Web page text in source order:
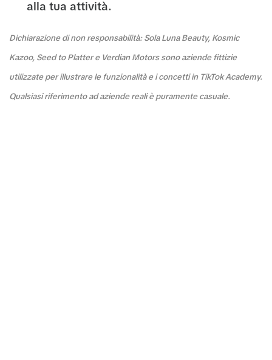
alla tua attività.
Dichiarazione di non responsabilità: Sola Luna Beauty, Kosmic
Kazoo, Seed to Platter e Verdian Motors sono aziende fittizie
utilizzate per illustrare le funzionalità e i concetti in TikTok Academy.
Qualsiasi riferimento ad aziende reali è puramente casuale.